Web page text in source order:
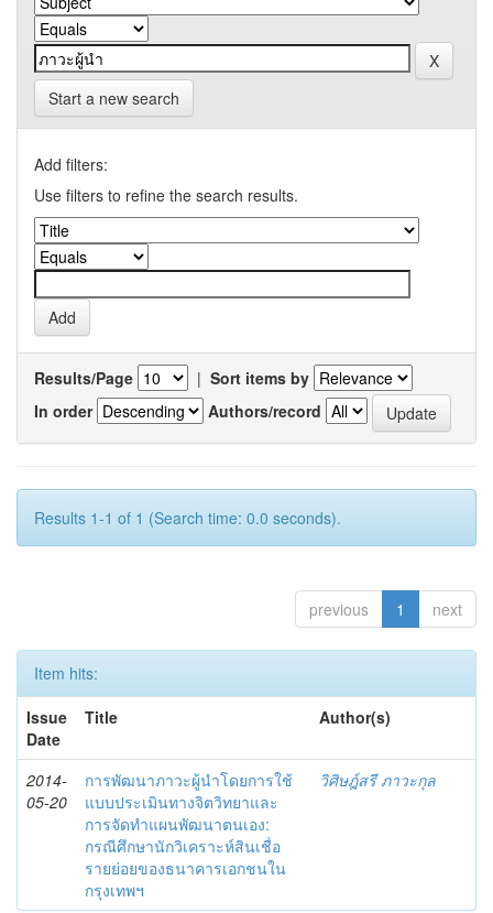
Start a new search
Add filters:
Use filters to refine the search results.
Results/Page | Sort items by
In order
Authors/record
Results 1-1 of 1 (Search time: 0.0 seconds).
previous 1 next
Item hits:
Issue
Date
Title Author(s)
2014-
05-20
การพัฒนาภาวะผู้นำโดยการใช้
แบบประเมินทางจิตวิทยาและ
การจัดทำแผนพัฒนาตนเอง:
กรณีศึกษานักวิเคราะห์สินเชื่อ
รายย่อยของธนาคารเอกชนใน
กรุงเทพฯ
วิศิษฎ์สรี ภาวะกุล